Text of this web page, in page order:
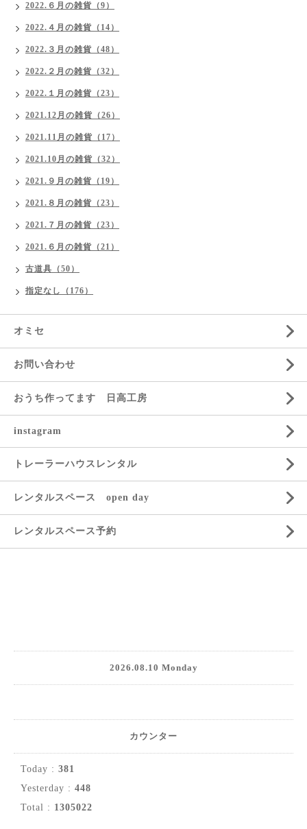
2022.６月の雑貨（9）
2022.４月の雑貨（14）
2022.３月の雑貨（48）
2022.２月の雑貨（32）
2022.１月の雑貨（23）
2021.12月の雑貨（26）
2021.11月の雑貨（17）
2021.10月の雑貨（32）
2021.９月の雑貨（19）
2021.８月の雑貨（23）
2021.７月の雑貨（23）
2021.６月の雑貨（21）
古道具（50）
指定なし（176）
オミセ
お問い合わせ
おうち作ってます 日高工房
instagram
トレーラーハウスレンタル
レンタルスペース open day
レンタルスペース予約
2026.08.10 Monday
カウンター
Today : 381
Yesterday : 448
Total : 1305022